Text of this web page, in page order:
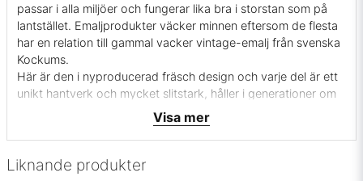
Liknande produkter
passar i alla miljöer och fungerar lika bra i storstan som på
lantstället. Emaljprodukter väcker minnen eftersom de flesta
har en relation till gammal vacker vintage-emalj från svenska
Kockums.
Här är den i nyproducerad fräsch design och varje del är ett
unikt hantverk och mycket slitstark, håller i generationer om
man hanterar dem med lite varsamhet. Tillsammans med en
emaljmugg och en kaffepanna på morgonen så har du en
komplett frukost-servis i emalj. Materialen som används vid
tillverkningen är helt naturliga och miljövänliga och av mycket
Visa mer